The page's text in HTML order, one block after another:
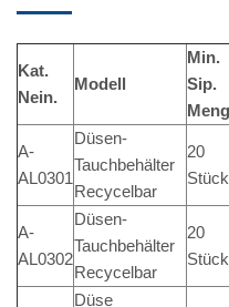
Kat.
Nein.
Modell
Min.
Sip.
A-
AL0301
Düsen-
Tauchbehälter
Recycelbar
20
Stück
A-
AL0302
Düsen-
Tauchbehälter
Recycelbar
20
Stück
Düse